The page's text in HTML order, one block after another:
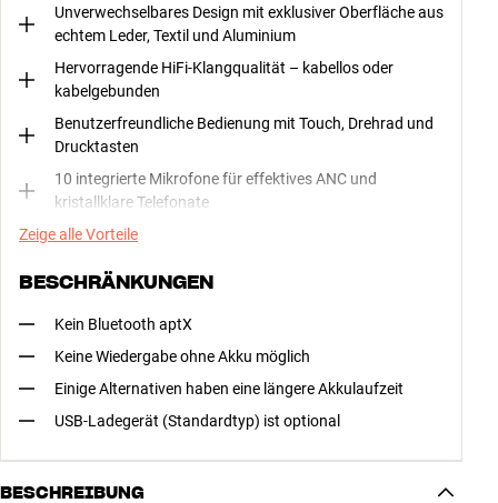
Unverwechselbares Design mit exklusiver Oberfläche aus
echtem Leder, Textil und Aluminium
Hervorragende HiFi-Klangqualität – kabellos oder
kabelgebunden
Benutzerfreundliche Bedienung mit Touch, Drehrad und
Drucktasten
10 integrierte Mikrofone für effektives ANC und
kristallklare Telefonate
Zeige alle Vorteile
BESCHRÄNKUNGEN
Kein Bluetooth aptX
Keine Wiedergabe ohne Akku möglich
Einige Alternativen haben eine längere Akkulaufzeit
USB-Ladegerät (Standardtyp) ist optional
BESCHREIBUNG